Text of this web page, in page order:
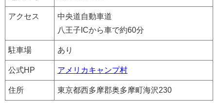
アクセス
中央道自動車道
八王子ICから車で約60分
駐車場 あり
公式HP アメリカキャンプ村
住所 東京都西多摩郡奥多摩町海沢230